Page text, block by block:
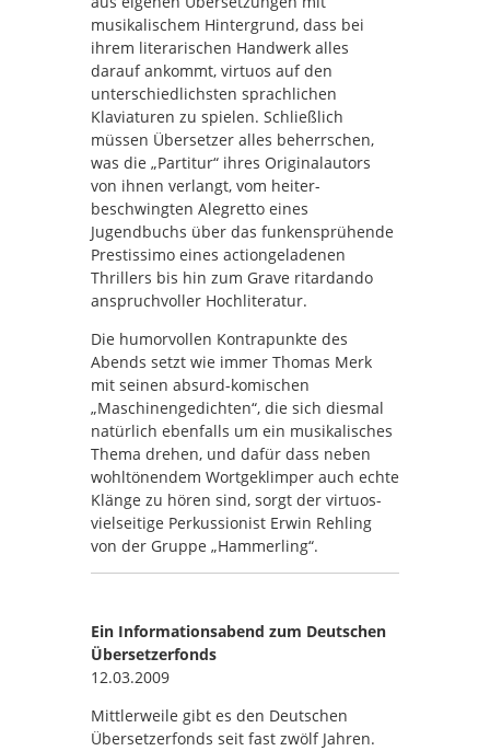
musikalischem Hintergrund, dass bei
ihrem literarischen Handwerk alles
darauf ankommt, virtuos auf den
unterschiedlichsten sprachlichen
Klaviaturen zu spielen. Schließlich
müssen Übersetzer alles beherrschen,
was die „Partitur“ ihres Originalautors
von ihnen verlangt, vom heiter-
beschwingten Alegretto eines
Jugendbuchs über das funkensprühende
Prestissimo eines actiongeladenen
Thrillers bis hin zum Grave ritardando
anspruchvoller Hochliteratur.
Die humorvollen Kontrapunkte des
Abends setzt wie immer Thomas Merk
mit seinen absurd-komischen
„Maschinengedichten“, die sich diesmal
natürlich ebenfalls um ein musikalisches
Thema drehen, und dafür dass neben
wohltönendem Wortgeklimper auch echte
Klänge zu hören sind, sorgt der virtuos-
vielseitige Perkussionist Erwin Rehling
von der Gruppe „Hammerling“.
Ein Informationsabend zum Deutschen
Übersetzerfonds
12.03.2009
Mittlerweile gibt es den Deutschen
Übersetzerfonds seit fast zwölf Jahren.